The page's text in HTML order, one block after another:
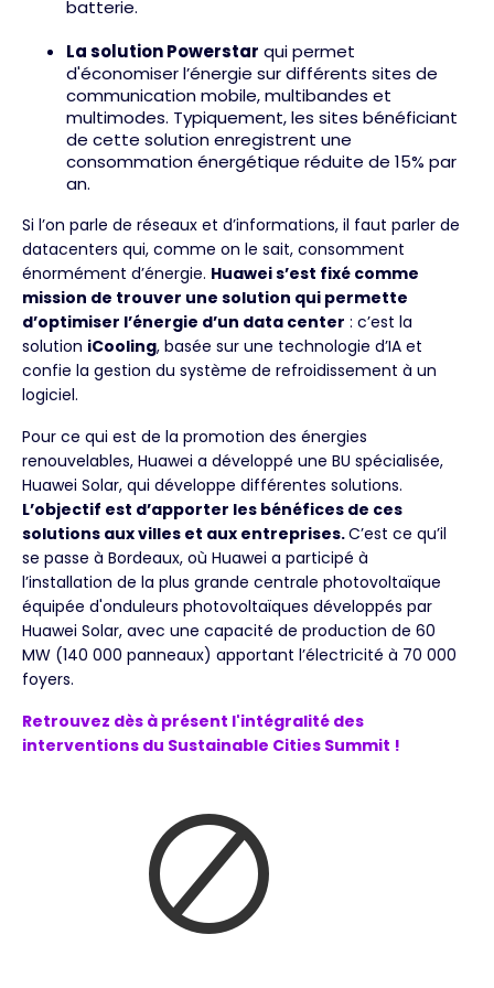
batterie.
La solution Powerstar qui permet
d'économiser l’énergie sur différents sites de
communication mobile, multibandes et
multimodes. Typiquement, les sites bénéficiant
de cette solution enregistrent une
consommation énergétique réduite de 15% par
an.
Si l’on parle de réseaux et d’informations, il faut parler de
datacenters qui, comme on le sait, consomment
énormément d’énergie. Huawei s’est fixé comme
mission de trouver une solution qui permette
d’optimiser l’énergie d’un data center : c’est la
solution iCooling, basée sur une technologie d’IA et
confie la gestion du système de refroidissement à un
logiciel.
Pour ce qui est de la promotion des énergies
renouvelables, Huawei a développé une BU spécialisée,
Huawei Solar, qui développe différentes solutions.
L’objectif est d’apporter les bénéfices de ces
solutions aux villes et aux entreprises.C’est ce qu’il
se passe à Bordeaux, où Huawei a participé à
l’installation de la plus grande centrale photovoltaïque
équipée d'onduleurs photovoltaïques développés par
Huawei Solar, avec une capacité de production de 60
MW (140 000 panneaux) apportant l’électricité à 70 000
foyers.
Retrouvez dès à présent l'intégralité des
interventions du Sustainable Cities Summit !